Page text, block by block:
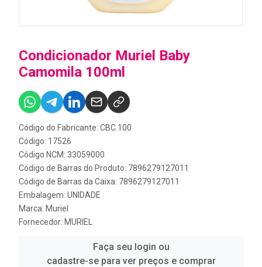
Condicionador Muriel Baby
Camomila 100ml
Código do Fabricante: CBC.100
Código: 17526
Código NCM: 33059000
Código de Barras do Produto: 7896279127011
Código de Barras da Caixa: 7896279127011
Embalagem: UNIDADE
Marca: Muriel
Fornecedor: MURIEL
Faça seu login ou
cadastre-se para ver preços e comprar